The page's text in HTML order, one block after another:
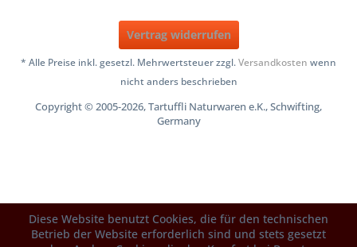
Vertrag widerrufen
* Alle Preise inkl. gesetzl. Mehrwertsteuer zzgl.Versandkosten wenn
nicht anders beschrieben
Copyright © 2005-2026, Tartuffli Naturwaren e.K., Schwifting,
Germany
Diese Website benutzt Cookies, die für den technischen
Betrieb der Website erforderlich sind und stets gesetzt